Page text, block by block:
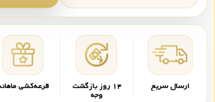
ارسال سریع ۱۴ روز بازگشت
وجه
قرعه‌کشی